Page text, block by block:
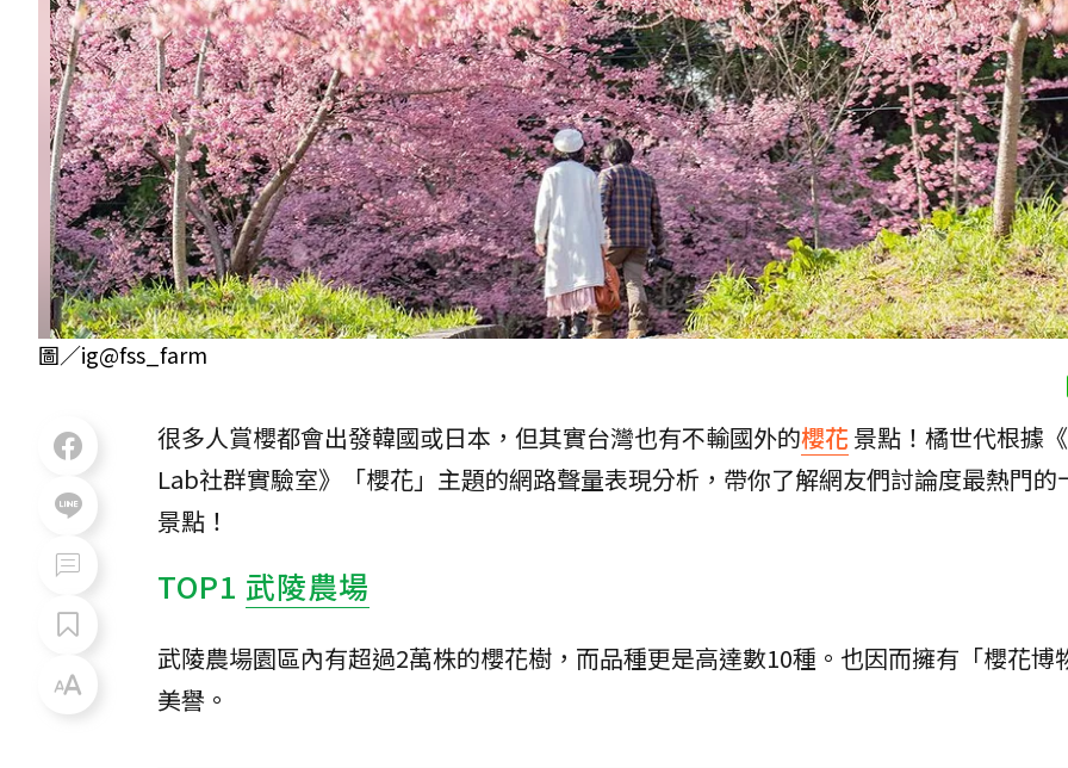
圖／ig@fss_farm
很多人賞櫻都會出發韓國或日本，但其實台灣也有不輸國外的櫻花 景點！橘世代根據
Lab社群實驗室》「櫻花」主題的網路聲量表現分析，帶你了解網友們討論度最熱門的
景點！
TOP1 武陵農場
武陵農場園區內有超過2萬株的櫻花樹，而品種更是高達數10種。也因而擁有「櫻花博
美譽。